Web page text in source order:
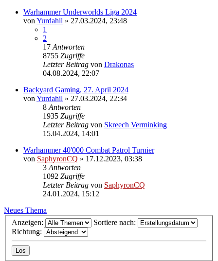
Warhammer Underworlds Liga 2024
von Yurdahil » 27.03.2024, 23:48
1
2
17 Antworten
8755 Zugriffe
Letzter Beitrag von Drakonas
04.08.2024, 22:07
Backyard Gaming, 27. April 2024
von Yurdahil » 27.03.2024, 22:34
8 Antworten
1935 Zugriffe
Letzter Beitrag von Skreech Verminking
15.04.2024, 14:01
Warhammer 40'000 Combat Patrol Turnier
von SaphyronCQ » 17.12.2023, 03:38
3 Antworten
1092 Zugriffe
Letzter Beitrag von SaphyronCQ
24.01.2024, 15:12
Neues Thema
Anzeigen:
Sortiere nach:
Richtung: